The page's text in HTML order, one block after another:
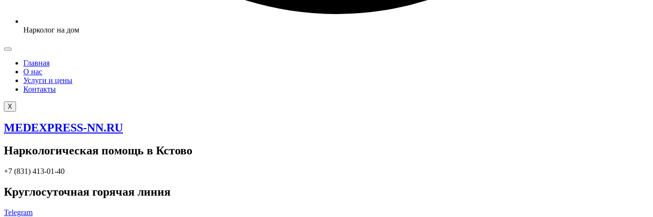
Нарколог на дом
Главная
О нас
Услуги и цены
Контакты
X
MEDEXPRESS-NN.RU
Наркологическая помощь в Кстово
+7 (831) 413-01-40
Круглосуточная горячая линия
Telegram